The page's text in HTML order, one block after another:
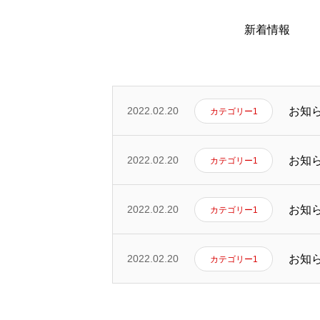
私たちの想い(社長あいさつ)
会社概要
社員インタビュー
新着情報
2022.02.20 カテゴリー1 お知
2022.02.20 カテゴリー1 お知
2022.02.20 カテゴリー1 お知
2022.02.20 カテゴリー1 お知